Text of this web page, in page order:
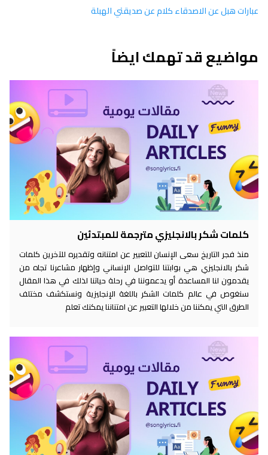
عبارات هبل عن الاصدقاء كلام عن صديقتي الهبلة
مواضيع قد تهمك ايضاً
كلمات شكر بالانجليزي مترجمة للمبتدئين
منذ فجر التاريخ سعى الإنسان للتعبير عن امتنانه وتقديره للآخرين كلمات
شكر بالانجليزي هي بوابتنا للتواصل الإنساني وإظهار مشاعرنا تجاه من
يقدمون لنا المساعدة أو يدعموننا في رحلة حياتنا لذلك في هذا المقال
سنغوص في عالم كلمات الشكر باللغة الإنجليزية ونستكشف مختلف
الطرق التي يمكننا من خلالها التعبير عن امتناننا يمكنك تعلم